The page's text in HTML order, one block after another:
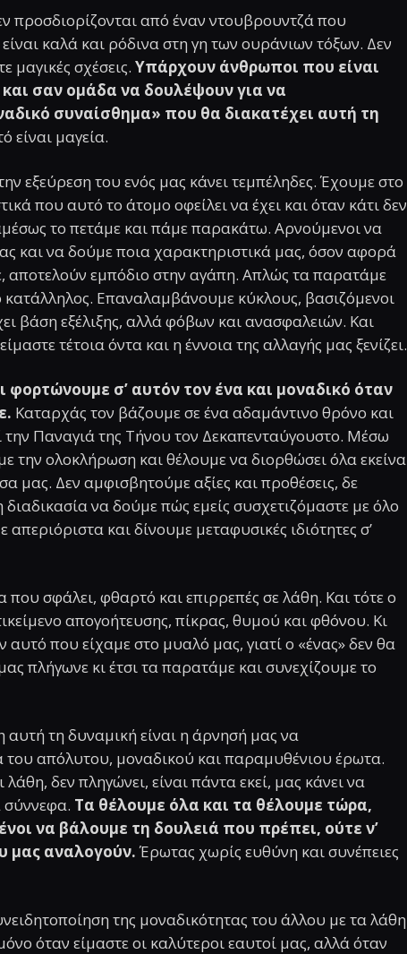
προσδιορίζονται από έναν ντουβρουντζά που
καλά και ρόδινα στη γη των ουράνιων τόξων. Δεν
μαγικές σχέσεις. Υπάρχουν άνθρωποι που είναι
και σαν ομάδα να δουλέψουν για να
συναίσθημα» που θα διακατέχει αυτή τη
είναι μαγεία.
εξεύρεση του ενός μας κάνει τεμπέληδες. Έχουμε στο
που αυτό το άτομο οφείλει να έχει και όταν κάτι δεν
το πετάμε και πάμε παρακάτω. Αρνούμενοι να
και να δούμε ποια χαρακτηριστικά μας, όσον αφορά
αποτελούν εμπόδιο στην αγάπη. Απλώς τα παρατάμε
κατάλληλος. Επαναλαμβάνουμε κύκλους, βασιζόμενοι
βάση εξέλιξης, αλλά φόβων και ανασφαλειών. Και
τέτοια όντα και η έννοια της αλλαγής μας ξενίζει.
φορτώνουμε σ’ αυτόν τον ένα και μοναδικό όταν
Καταρχάς τον βάζουμε σε ένα αδαμάντινο θρόνο και
την Παναγιά της Τήνου τον Δεκαπενταύγουστο. Μέσω
ολοκλήρωση και θέλουμε να διορθώσει όλα εκείνα
μας. Δεν αμφισβητούμε αξίες και προθέσεις, δε
να δούμε πώς εμείς συσχετιζόμαστε με όλο
και δίνουμε μεταφυσικές ιδιότητες σ’
που σφάλει, φθαρτό και επιρρεπές σε λάθη. Και τότε ο
απογοήτευσης, πίκρας, θυμού και φθόνου. Κι
αυτό που είχαμε στο μυαλό μας, γιατί ο «ένας» δεν θα
πλήγωνε κι έτσι τα παρατάμε και συνεχίζουμε το
αυτή τη δυναμική είναι η άρνησή μας να
του απόλυτου, μοναδικού και παραμυθένιου έρωτα.
δεν πληγώνει, είναι πάντα εκεί, μας κάνει να
σύννεφα. Τα θέλουμε όλα και τα θέλουμε τώρα,
να βάλουμε τη δουλειά που πρέπει, ούτε ν’
μας αναλογούν.Έρωτας χωρίς ευθύνη και συνέπειες
της μοναδικότητας του άλλου με τα λάθη
όταν είμαστε οι καλύτεροι εαυτοί μας, αλλά όταν